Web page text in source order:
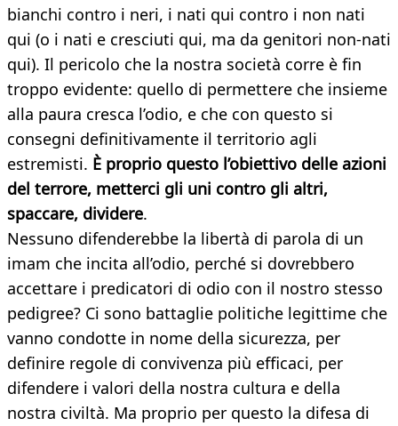
bianchi contro i neri, i nati qui contro i non nati
qui (o i nati e cresciuti qui, ma da genitori non-nati
qui). Il pericolo che la nostra società corre è fin
troppo evidente: quello di permettere che insieme
alla paura cresca l’odio, e che con questo si
consegni definitivamente il territorio agli
estremisti. È proprio questo l’obiettivo delle azioni
del terrore, metterci gli uni contro gli altri,
spaccare, dividere.
Nessuno difenderebbe la libertà di parola di un
imam che incita all’odio, perché si dovrebbero
accettare i predicatori di odio con il nostro stesso
pedigree? Ci sono battaglie politiche legittime che
vanno condotte in nome della sicurezza, per
definire regole di convivenza più efficaci, per
difendere i valori della nostra cultura e della
nostra civiltà. Ma proprio per questo la difesa di